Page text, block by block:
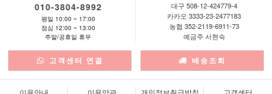
010-3804-8992
평일 10:00 ~ 17:00
점심 12:00 ~ 13:00
주말/공휴일 휴무
대구 508-12-424779-4
카카오 3333-23-2477183
농협 352-2119-6911-73
예금주 서현숙
고객센터 연결 배송조회
이용안내 이용약관 개인정보취급방침 고객센터